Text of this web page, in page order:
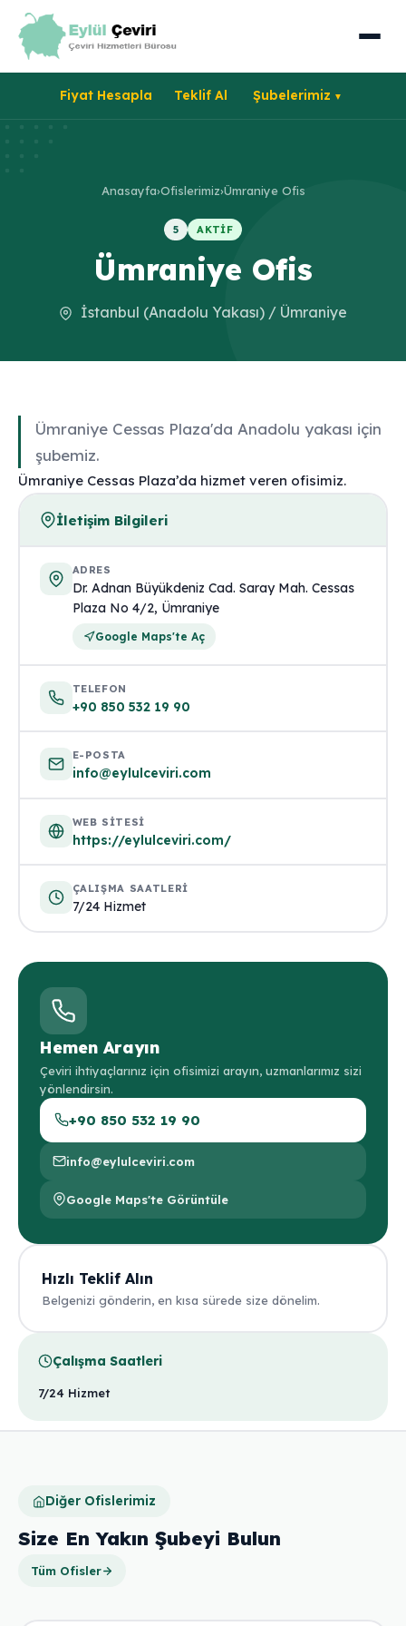
Fiyat Hesapla Teklif Al Şubelerimiz
Anasayfa›Ofislerimiz›Ümraniye Ofis
5 AKTIF
Ümraniye Ofis
İstanbul (Anadolu Yakası) / Ümraniye
Ümraniye Cessas Plaza'da Anadolu yakası için
şubemiz.
Ümraniye Cessas Plaza’da hizmet veren ofisimiz.
İletişim Bilgileri
ADRES
Dr. Adnan Büyükdeniz Cad. Saray Mah. Cessas
Plaza No 4/2, Ümraniye
Google Maps'te Aç
TELEFON
+90 850 532 19 90
E-POSTA
info@eylulceviri.com
WEB SITESI
https://eylulceviri.com/
ÇALIŞMA SAATLERI
7/24 Hizmet
Hemen Arayın
Çeviri ihtiyaçlarınız için ofisimizi arayın, uzmanlarımız sizi
yönlendirsin.
+90 850 532 19 90
info@eylulceviri.com
Google Maps'te Görüntüle
Hızlı Teklif Alın
Belgenizi gönderin, en kısa sürede size dönelim.
Çalışma Saatleri
7/24 Hizmet
Diğer Ofislerimiz
Size En Yakın Şubeyi Bulun
Tüm Ofisler